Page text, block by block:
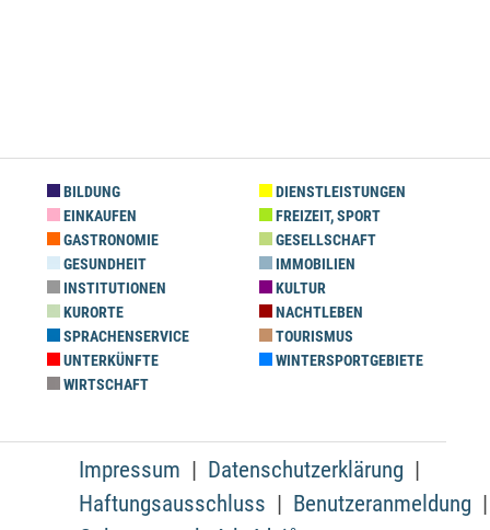
BILDUNG
DIENSTLEISTUNGEN
EINKAUFEN
FREIZEIT, SPORT
GASTRONOMIE
GESELLSCHAFT
GESUNDHEIT
IMMOBILIEN
INSTITUTIONEN
KULTUR
KURORTE
NACHTLEBEN
SPRACHENSERVICE
TOURISMUS
UNTERKÜNFTE
WINTERSPORTGEBIETE
WIRTSCHAFT
Impressum
Datenschutzerklärung
Haftungsausschluss
Benutzeranmeldung